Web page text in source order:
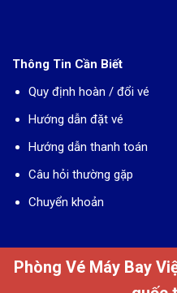
Thông Tin Cần Biết
Quy định hoàn / đổi vé
Hướng dẫn đặt vé
Hướng dẫn thanh toán
Câu hỏi thường gặp
Chuyển khoản
Phòng Vé Máy Bay